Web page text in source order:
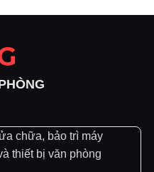
chữa, bảo trì máy
thiết bị văn phòng